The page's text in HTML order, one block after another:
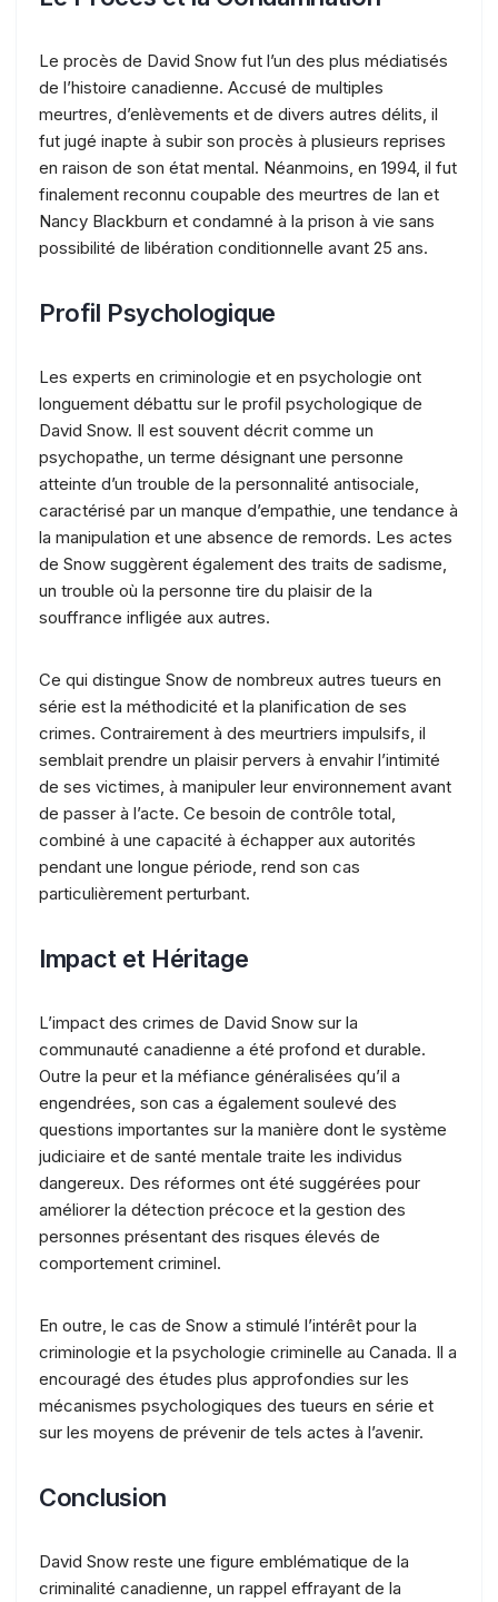
Le procès de David Snow fut l’un des plus médiatisés
de l’histoire canadienne. Accusé de multiples
meurtres, d’enlèvements et de divers autres délits, il
fut jugé inapte à subir son procès à plusieurs reprises
en raison de son état mental. Néanmoins, en 1994, il fut
finalement reconnu coupable des meurtres de Ian et
Nancy Blackburn et condamné à la prison à vie sans
possibilité de libération conditionnelle avant 25 ans.
Profil Psychologique
Les experts en criminologie et en psychologie ont
longuement débattu sur le profil psychologique de
David Snow. Il est souvent décrit comme un
psychopathe, un terme désignant une personne
atteinte d’un trouble de la personnalité antisociale,
caractérisé par un manque d’empathie, une tendance à
la manipulation et une absence de remords. Les actes
de Snow suggèrent également des traits de sadisme,
un trouble où la personne tire du plaisir de la
souffrance infligée aux autres.
Ce qui distingue Snow de nombreux autres tueurs en
série est la méthodicité et la planification de ses
crimes. Contrairement à des meurtriers impulsifs, il
semblait prendre un plaisir pervers à envahir l’intimité
de ses victimes, à manipuler leur environnement avant
de passer à l’acte. Ce besoin de contrôle total,
combiné à une capacité à échapper aux autorités
pendant une longue période, rend son cas
particulièrement perturbant.
Impact et Héritage
L’impact des crimes de David Snow sur la
communauté canadienne a été profond et durable.
Outre la peur et la méfiance généralisées qu’il a
engendrées, son cas a également soulevé des
questions importantes sur la manière dont le système
judiciaire et de santé mentale traite les individus
dangereux. Des réformes ont été suggérées pour
améliorer la détection précoce et la gestion des
personnes présentant des risques élevés de
comportement criminel.
En outre, le cas de Snow a stimulé l’intérêt pour la
criminologie et la psychologie criminelle au Canada. Il a
encouragé des études plus approfondies sur les
mécanismes psychologiques des tueurs en série et
sur les moyens de prévenir de tels actes à l’avenir.
Conclusion
David Snow reste une figure emblématique de la
criminalité canadienne, un rappel effrayant de la